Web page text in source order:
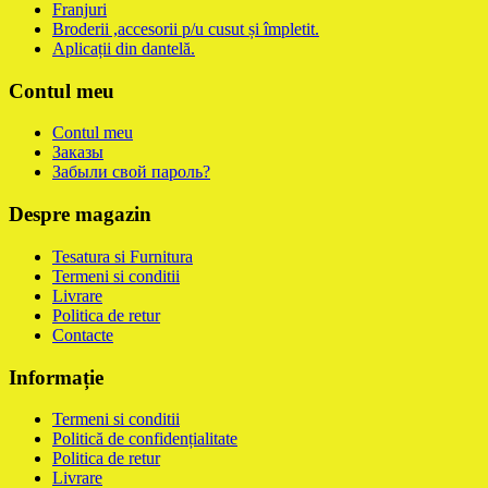
Franjuri
Broderii ,accesorii p/u cusut și împletit.
Aplicații din dantelă.
Contul meu
Contul meu
Заказы
Забыли свой пароль?
Despre magazin
Tesatura si Furnitura
Termeni si conditii
Livrare
Politica de retur
Contacte
Informație
Termeni si conditii
Politică de confidențialitate
Politica de retur
Livrare